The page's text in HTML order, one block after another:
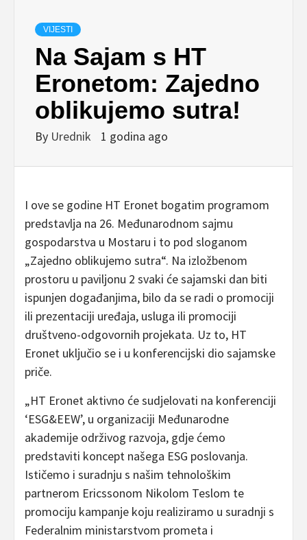
VIJESTI
Na Sajam s HT
Eronetom: Zajedno
oblikujemo sutra!
By Urednik 1 godina ago
I ove se godine HT Eronet bogatim programom
predstavlja na 26. Međunarodnom sajmu
gospodarstva u Mostaru i to pod sloganom
„Zajedno oblikujemo sutra“. Na izložbenom
prostoru u paviljonu 2 svaki će sajamski dan biti
ispunjen događanjima, bilo da se radi o promociji
ili prezentaciji uređaja, usluga ili promociji
društveno-odgovornih projekata. Uz to, HT
Eronet uključio se i u konferencijski dio sajamske
priče.
„HT Eronet aktivno će sudjelovati na konferenciji
‘ESG&EEW’, u organizaciji Međunarodne
akademije održivog razvoja, gdje ćemo
predstaviti koncept našega ESG poslovanja.
Ističemo i suradnju s našim tehnološkim
partnerom Ericssonom Nikolom Teslom te
promociju kampanje koju realiziramo u suradnji s
Federalnim ministarstvom prometa i